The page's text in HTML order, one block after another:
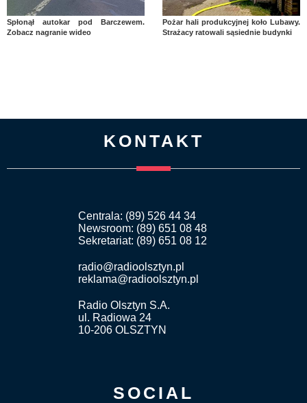
Spłonął autokar pod Barczewem.
Zobacz nagranie wideo
Pożar hali produkcyjnej koło Lubawy.
Strażacy ratowali sąsiednie budynki
KONTAKT
Centrala: (89) 526 44 34
Newsroom: (89) 651 08 48
Sekretariat: (89) 651 08 12
radio@radioolsztyn.pl
reklama@radioolsztyn.pl
Radio Olsztyn S.A.
ul. Radiowa 24
10-206 OLSZTYN
SOCIAL